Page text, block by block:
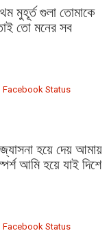
মুহূর্ত গুলা তোমাকে
তো মনের সব
Facebook Status
হয়ে দেয় আমায়
আমি হয়ে যাই দিশে
Facebook Status